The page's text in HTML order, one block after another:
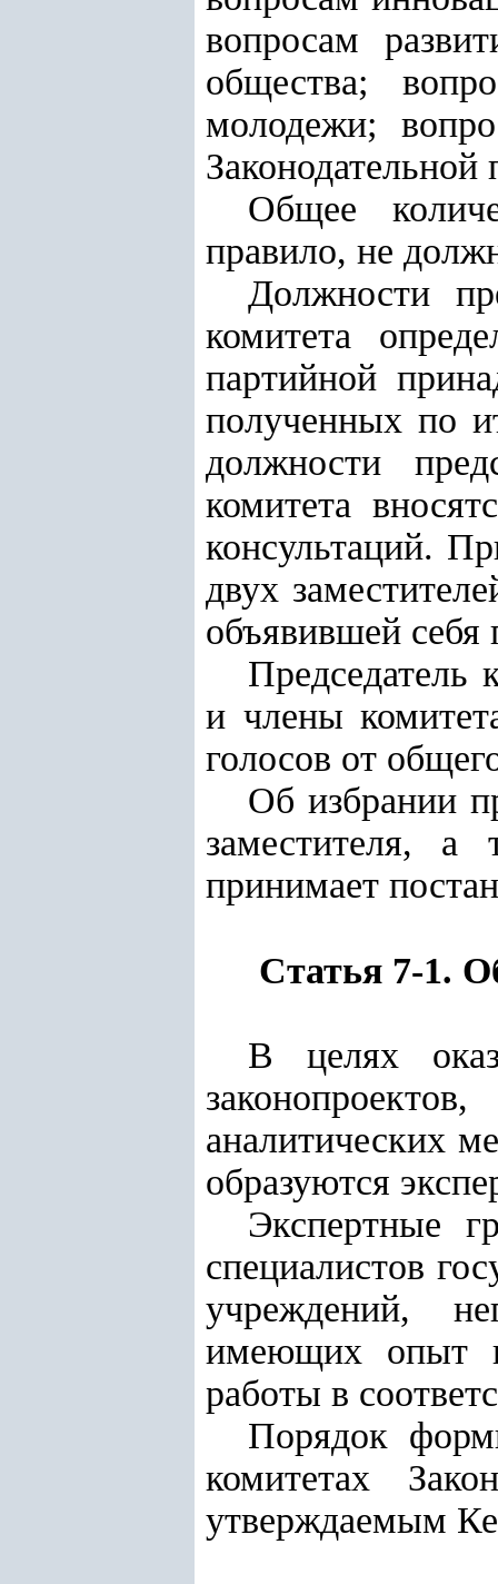
вопросам
общества;
молодежи;
Общее
правило, не
Должности
комитета
партийной
полученных по
должности
комитета
консультаций.
двух
объявившей себя
Председатель
и члены
голосов от
Об избрании
заместителя, а
принимает
Статья 7-1.
В целях
аналитических
образуются
Экспертные
специалистов
учреждений,
имеющих опыт
работы в
Порядок
комитетах
утверждаемым